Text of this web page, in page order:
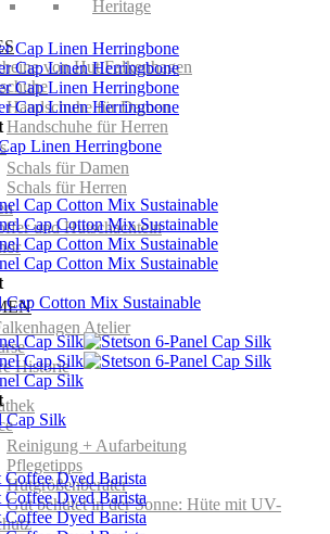
von Hut Falkenhagen
Handschuhe für Damen
Handschuhe für Herren
Schals für Damen
Schals für Herren
und Hutschachteln
Atelier
Historie
Reinigung + Aufarbeitung
Pflegetipps
Hutgrößenberater
Gut behütet in der Sonne: Hüte mit UV-
Linen Herringbone
Cap Cotton Mix Sustainable
Cap Silk